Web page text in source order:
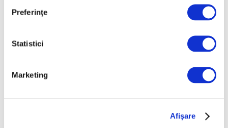
Preferinţe
Statistici
Marketing
Afişare
Nou spațiu dedicat artei